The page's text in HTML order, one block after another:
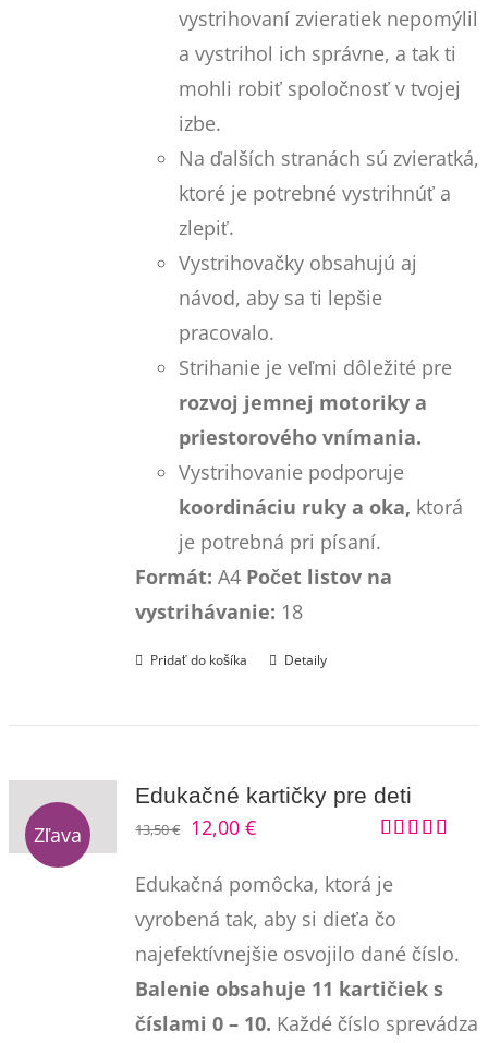
vystrihovaní zvieratiek nepomýlil
a vystrihol ich správne, a tak ti
mohli robiť spoločnosť v tvojej
izbe.
Na ďalších stranách sú zvieratká,
ktoré je potrebné vystrihnúť a
zlepiť.
Vystrihovačky obsahujú aj
návod, aby sa ti lepšie
pracovalo.
Strihanie je veľmi dôležité pre
rozvoj jemnej motoriky a
priestorového vnímania.
Vystrihovanie podporuje
koordináciu ruky a oka, ktorá
je potrebná pri písaní.
Formát: A4 Počet listov na
vystrihávanie: 18
Pridať do košíka Detaily
Zľava
Edukačné kartičky pre deti
5.00
13,50€
Pôvodná
bola:
13,50 €.
12,00€Aktuálna
je:
12,00 €.
Edukačná pomôcka, ktorá je
vyrobená tak, aby si dieťa čo
najefektívnejšie osvojilo dané číslo.
Balenie obsahuje 11 kartičiek s
číslami 0 – 10. Každé číslo sprevádza